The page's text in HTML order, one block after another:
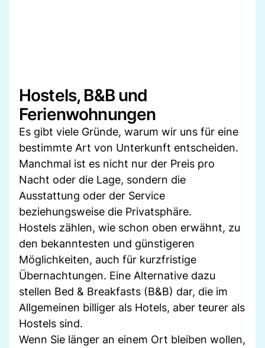
Hostels, B&B und
Ferienwohnungen
Es gibt viele Gründe, warum wir uns für eine
bestimmte Art von Unterkunft entscheiden.
Manchmal ist es nicht nur der Preis pro
Nacht oder die Lage, sondern die
Ausstattung oder der Service
beziehungsweise die Privatsphäre.
Hostels zählen, wie schon oben erwähnt, zu
den bekanntesten und günstigeren
Möglichkeiten, auch für kurzfristige
Übernachtungen. Eine Alternative dazu
stellen Bed & Breakfasts (B&B) dar, die im
Allgemeinen billiger als Hotels, aber teurer als
Hostels sind.
Wenn Sie länger an einem Ort bleiben wollen,